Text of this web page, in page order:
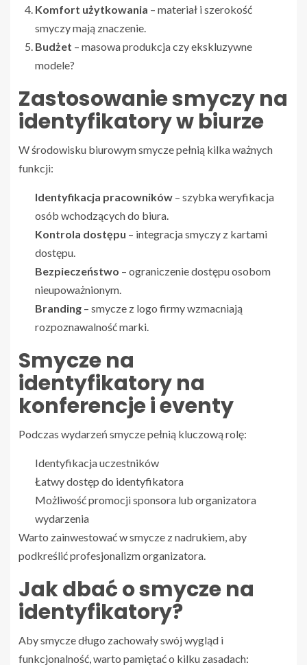
Komfort użytkowania – materiał i szerokość
smyczy mają znaczenie.
Budżet – masowa produkcja czy ekskluzywne
modele?
Zastosowanie smyczy na
identyfikatory w biurze
W środowisku biurowym smycze pełnią kilka ważnych
funkcji:
Identyfikacja pracowników – szybka weryfikacja
osób wchodzących do biura.
Kontrola dostępu – integracja smyczy z kartami
dostępu.
Bezpieczeństwo – ograniczenie dostępu osobom
nieupoważnionym.
Branding – smycze z logo firmy wzmacniają
rozpoznawalność marki.
Smycze na
identyfikatory na
konferencje i eventy
Podczas wydarzeń smycze pełnią kluczową rolę:
Identyfikacja uczestników
Łatwy dostęp do identyfikatora
Możliwość promocji sponsora lub organizatora
wydarzenia
Warto zainwestować w smycze z nadrukiem, aby
podkreślić profesjonalizm organizatora.
Jak dbać o smycze na
identyfikatory?
Aby smycze długo zachowały swój wygląd i
funkcjonalność, warto pamiętać o kilku zasadach: